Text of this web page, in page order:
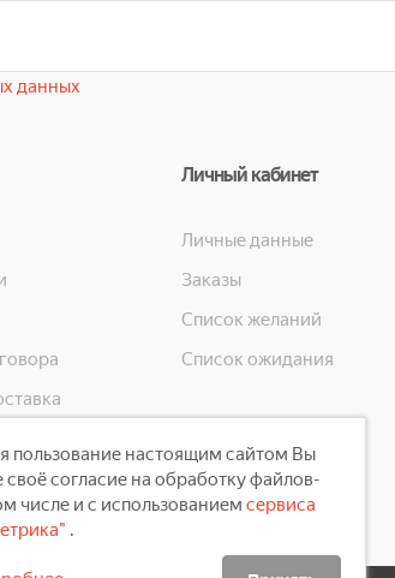
данных
Личный кабинет
Личные данные
Заказы
Список желаний
Список ожидания
пользование настоящим сайтом Вы
своё согласие на обработку файлов-
числе и с использованием сервиса
.